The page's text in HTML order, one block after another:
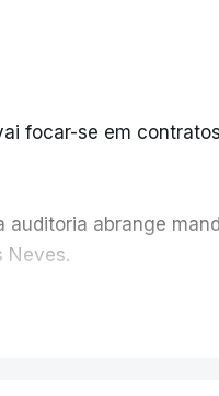
focar-se em
auditoria abrange
Neves.